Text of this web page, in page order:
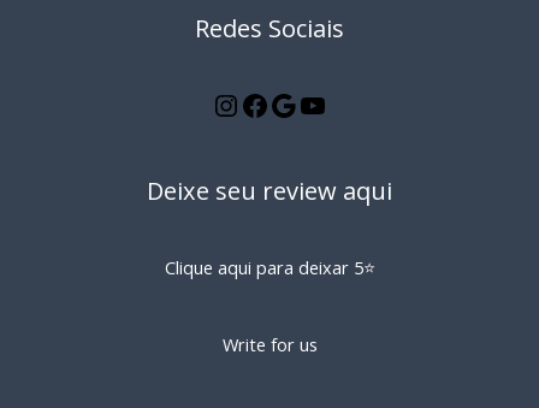
Redes Sociais
Deixe seu review aqui
Clique aqui para deixar 5⭐️
Write for us